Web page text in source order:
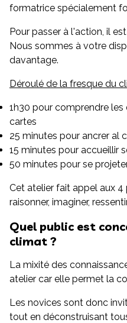
formatrice spécialement
Pour passer à l'action, il
Nous sommes à votre
davantage.
Déroulé de la fresque du
1h30 pour comprendre
cartes
25 minutes pour ancrer al
15 minutes pour accueillir
50 minutes pour se
Cet atelier fait appel aux 4
raisonner, imaginer,
Quel public est
climat ?
La mixité des
atelier car elle permet la
Les novices sont donc
tout en déconstruisant